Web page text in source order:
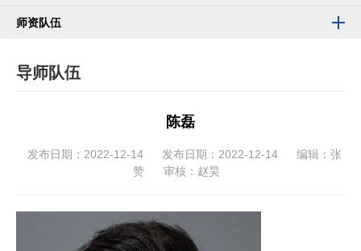
师资队伍
导师队伍
陈磊
发布日期：2022-12-14 发布日期：2022-12-14
编辑：张
赞
审核：赵昊